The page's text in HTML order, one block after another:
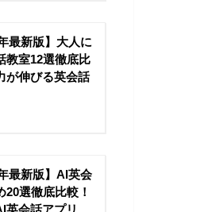
最新版】大人に
教室12選徹底比
が伸びる英会話
最新版】AI英会
選徹底比較！